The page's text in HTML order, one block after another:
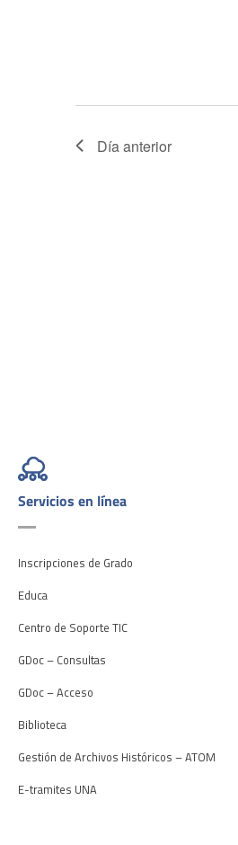
Día anterior
Servicios en línea
Inscripciones de Grado
Educa
Centro de Soporte TIC
GDoc – Consultas
GDoc – Acceso
Biblioteca
Gestión de Archivos Históricos – ATOM
E-tramites UNA